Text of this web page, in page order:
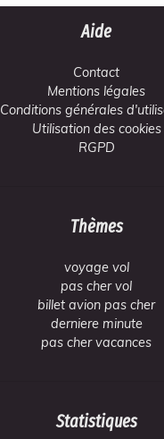
Aide
Contact
Mentions légales
Conditions générales
Utilisation des cookies
RGPD
Thèmes
voyage vol
pas cher vol
billet avion pas cher
derniere minute
pas cher vacances
Statistiques